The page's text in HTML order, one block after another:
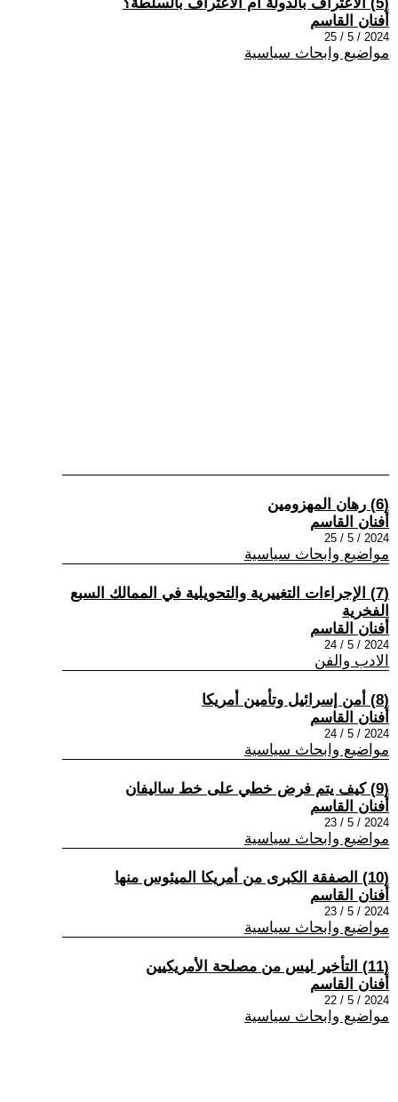
أفنان القاسم
2024 / 5 / 25
مواضيع وابحاث سياسية
(6) رهان المهزومين
أفنان القاسم
2024 / 5 / 25
مواضيع وابحاث سياسية
(7) الإجراءات التغييرية والتحويلية في الممالك السبع
الفخرية
أفنان القاسم
2024 / 5 / 24
الادب والفن
(8) أمن إسرائيل وتأمين أمريكا
أفنان القاسم
2024 / 5 / 24
مواضيع وابحاث سياسية
(9) كيف يتم فرض خطي على خط ساليفان
أفنان القاسم
2024 / 5 / 23
مواضيع وابحاث سياسية
(10) الصفقة الكبرى من أمريكا الميئوس منها
أفنان القاسم
2024 / 5 / 23
مواضيع وابحاث سياسية
(11) التأخير ليس من مصلحة الأمريكيين
أفنان القاسم
2024 / 5 / 22
مواضيع وابحاث سياسية